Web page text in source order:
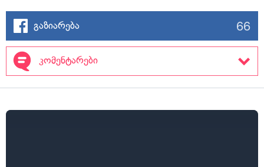
გაზიარება 66
კომენტარები